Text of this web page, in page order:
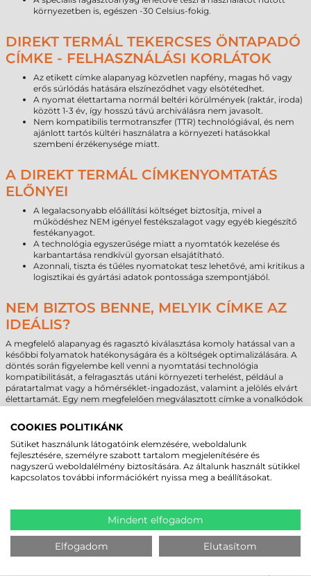
környezetben is, egészen -30 Celsius-fokig.
DIREKT TERMÁL TEKERCSES ÖNTAPADÓ
CÍMKE - FELHASZNÁLÁSI KORLÁTOK
Az etikett címke alapanyag közvetlen napfény, magas hő vagy
erős súrlódás hatására elszíneződhet vagy elsötétedhet.
A nyomat élettartama normál beltéri körülmények (raktár, iroda)
között 1-3 év, így hosszú távú archiválásra nem javasolt.
Nem kompatibilis termotranszfer (TTR) technológiával, és nem
ajánlott tartós kültéri használatra a környezeti hatásokkal
szembeni érzékenysége miatt.
A DIREKT TERMÁL CÍMKENYOMTATÁS
ELŐNYEI
A legalacsonyabb előállítási költséget biztosítja, mivel a
működéshez NEM igényel festékszalagot vagy egyéb kiegészítő
festékanyagot.
A technológia egyszerűsége miatt a nyomtatók kezelése és
karbantartása rendkívül gyorsan elsajátítható.
Azonnali, tiszta és tűéles nyomatokat tesz lehetővé, ami kritikus a
logisztikai és gyártási adatok pontossága szempontjából.
NEM BIZTOS BENNE, MELYIK CÍMKE AZ
IDEÁLIS?
A megfelelő alapanyag és ragasztó kiválasztása komoly hatással van a
későbbi folyamatok hatékonyságára és a költségek optimalizálására. A
döntés során figyelembe kell venni a nyomtatási technológia
kompatibilitását, a felragasztás utáni környezeti terhelést, például a
páratartalmat vagy a hőmérséklet-ingadozást, valamint a jelölés elvárt
élettartamát. Egy nem megfelelően megválasztott címke a vonalkódok
komoly üzleti kockázatot jelenthet.
áll rendelkezésére a technikai specifikációk pontosításában. Különösen
egyedi igények vagy nagy volumenű megrendelések esetén javasoljuk a
közvetlen kapcsolatfelvételt, hogy személyre szabott ajánlattal és
technológiai tanácsadással segíthessük a legoptimálisabb megoldás
TEZEKO TEKERCSES ÖNTAPADÓ CÍMKE -
KINEK AJÁNLOTT?
COOKIES POLITIKÁNK
Sütiket használunk látogatóink elemzésére, weboldalunk
fejlesztésére, személyre szabott tartalom megjelenítésére és
nagyszerű weboldalélmény biztosítására. Az általunk használt sütikkel
kapcsolatos további információkért nyissa meg a beállításokat.
Mindent elfogadom
Elfogadom Elutasítom